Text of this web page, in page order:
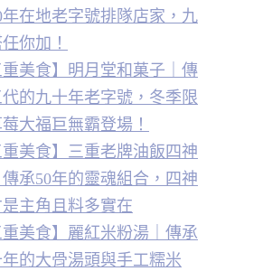
年在地老字號排隊店家，九
你加！
重美食】明月堂和菓子｜傳
的九十年老字號，冬季限
大福巨無霸登場！
重美食】三重老牌油飯四神
承50年的靈魂組合，四神
主角且料多實在
重美食】麗紅米粉湯｜傳承
年的大骨湯頭與手工糯米